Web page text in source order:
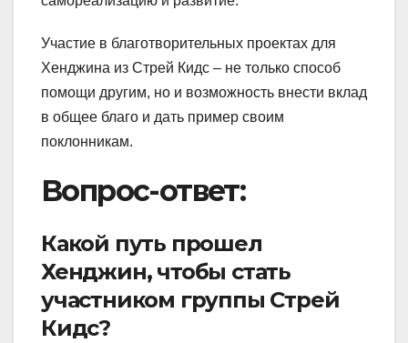
Участие в благотворительных проектах для
Хенджина из Стрей Кидс – не только способ
помощи другим, но и возможность внести вклад
в общее благо и дать пример своим
поклонникам.
Вопрос-ответ:
Какой путь прошел
Хенджин, чтобы стать
участником группы Стрей
Кидс?